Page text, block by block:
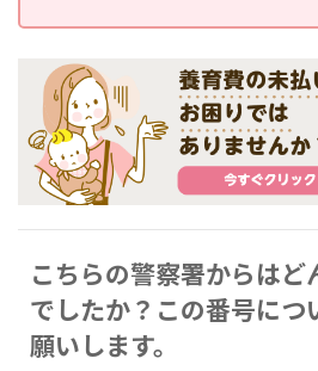
こちらの警察署からはど
でしたか？この番号につ
願いします。